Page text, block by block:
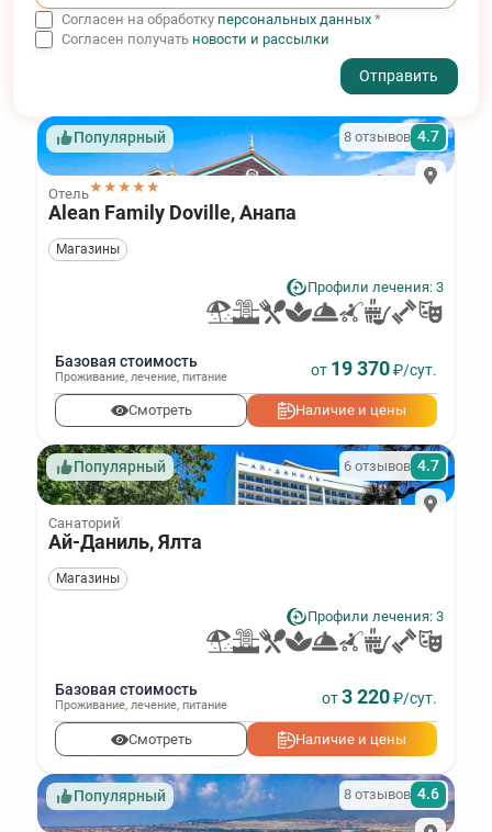
Согласен на обработку персональных данных*
Согласен получать новости и рассылки
Популярный
Отель★★★★★
8 отзывов 4.7
Alean Family Doville, Анапа
Магазины
Профили лечения: 3
Базовая стоимость
Проживание, лечение, питание от 19 370₽/сут.
Смотреть Наличие и цены
Популярный
Санаторий
6 отзывов 4.7
Ай-Даниль, Ялта
Магазины
Профили лечения: 3
Базовая стоимость
Проживание, лечение, питание от3 220₽/сут.
Смотреть Наличие и цены
Популярный 8 отзывов 4.6